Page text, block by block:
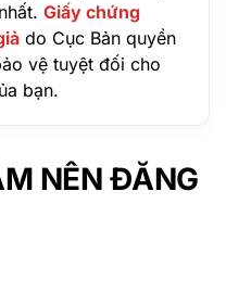
Giấy chứng
do Cục Bản quyền
vệ tuyệt đối cho
bạn.
NÊN ĐĂNG